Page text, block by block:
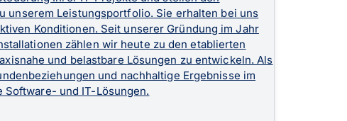
unserem Leistungsportfolio. Sie erhalten bei uns
Konditionen. Seit unserer Gründung im Jahr
zählen wir heute zu den etablierten
und belastbare Lösungen zu entwickeln. Als
und nachhaltige Ergebnisse im
und IT-Lösungen.